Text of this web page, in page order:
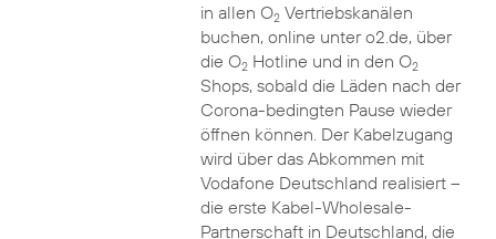
in allen O2Vertriebskanälen
buchen, online unter o2.de, über
die O2Hotline und in den O2
Shops, sobald die Läden nach der
Corona-bedingten Pause wieder
öffnen können. Der Kabelzugang
wird über das Abkommen mit
Vodafone Deutschland realisiert –
die erste Kabel-Wholesale-
Partnerschaft in Deutschland, die